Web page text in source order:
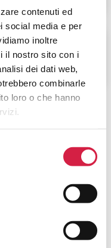
contenuti ed
social media e per
inoltre
il nostro sito con i
dei dati web,
combinarle
loro o che hanno
Rosa?